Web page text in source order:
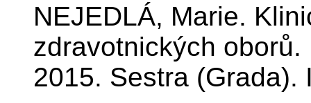
NEJEDLÁ, Marie.
zdravotnických
2015. Sestra (Grada).